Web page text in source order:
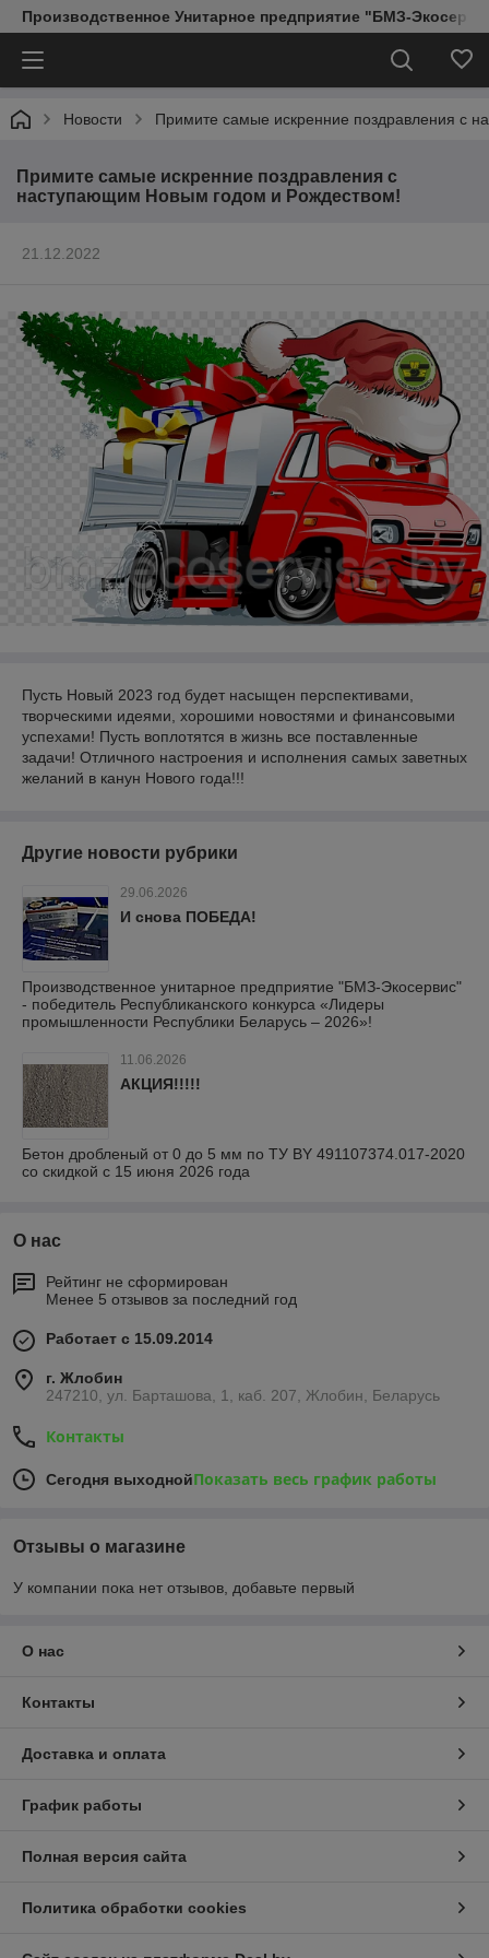
Производственное Унитарное предприятие "БМЗ-
Новости Примите самые искренние поздравления с
Примите самые искренние поздравления с
наступающим Новым годом и Рождеством!
21.12.2022
Пусть Новый 2023 год будет насыщен перспективами,
творческими идеями, хорошими новостями и финансовыми
успехами! Пусть воплотятся в жизнь все поставленные
задачи! Отличного настроения и исполнения самых заветных
желаний в канун Нового года!!!
Другие новости рубрики
29.06.2026
И снова ПОБЕДА!
Производственное унитарное предприятие "БМЗ-Экосервис"
- победитель Республиканского конкурса «Лидеры
промышленности Республики Беларусь – 2026»!
11.06.2026
АКЦИЯ!!!!!
Бетон дробленый от 0 до 5 мм по ТУ BY 491107374.017-2020
со скидкой с 15 июня 2026 года
О нас
Рейтинг не сформирован
Менее 5 отзывов за последний год
Работает с 15.09.2014
г. Жлобин
247210, ул. Барташова, 1, каб. 207, Жлобин, Беларусь
Контакты
Сегодня выходнойПоказать весь график работы
Отзывы о магазине
У компании пока нет отзывов, добавьте первый
О нас
Контакты
Доставка и оплата
График работы
Полная версия сайта
Политика обработки cookies